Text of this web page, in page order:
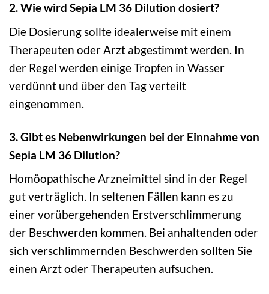
2. Wie wird Sepia LM 36 Dilution dosiert?
Die Dosierung sollte idealerweise mit einem
Therapeuten oder Arzt abgestimmt werden. In
der Regel werden einige Tropfen in Wasser
verdünnt und über den Tag verteilt
eingenommen.
3. Gibt es Nebenwirkungen bei der Einnahme von
Sepia LM 36 Dilution?
Homöopathische Arzneimittel sind in der Regel
gut verträglich. In seltenen Fällen kann es zu
einer vorübergehenden Erstverschlimmerung
der Beschwerden kommen. Bei anhaltenden oder
sich verschlimmernden Beschwerden sollten Sie
einen Arzt oder Therapeuten aufsuchen.